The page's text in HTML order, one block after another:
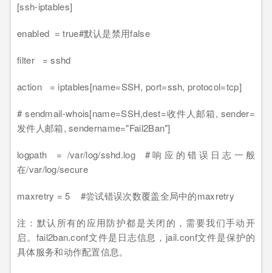
[ssh-iptables]
enabled = true#默认是禁用false
filter = sshd
action = iptables[name=SSH, port=ssh, protocol=tcp]
# sendmail-whois[name=SSH,dest=收件人邮箱, sender=
发件人邮箱, sendername="Fail2Ban"]
logpath = /var/log/sshd.log #响应的错误日志一般
在/var/log/secure
maxretry = 5 #尝试错误次数覆盖全局中的maxretry
注：默认所有的应用防护都是关闭的，需要我们手动开
启。fail2ban.conf文件是日志信息，jail.conf文件是保护的
具体服务和动作配置信息。